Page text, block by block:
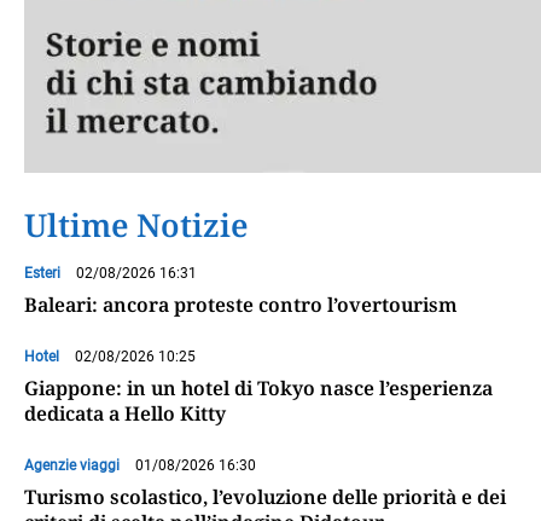
Ultime Notizie
Esteri 02/08/2026 16:31
Baleari: ancora proteste contro l’overtourism
Hotel 02/08/2026 10:25
Giappone: in un hotel di Tokyo nasce l’esperienza
dedicata a Hello Kitty
Agenzie viaggi 01/08/2026 16:30
Turismo scolastico, l’evoluzione delle priorità e dei